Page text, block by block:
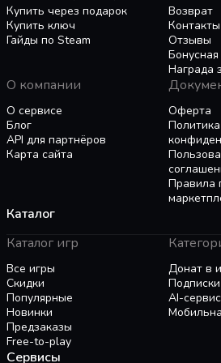
тайны копились
Возможность поставить
Аманды, Райли, тети Кейт и
от ужасов, сопровождавших
«Аманды-путешественницы»,
скрытых мотивов корпорации
Купить через подарок
Купить ключ
Гайды по Steam
Возврат
Контакты
Отзывы
Награда
О компании
О сервисе
Блог
API для партнёров
Карта сайта
Оферта
Политика
Правила
Каталог
Каталог игр
Все игры
Скидки
Популярные
Новинки
Предзаказы
Free-to-play
Донат в
Подписки
AI-
Сервисы